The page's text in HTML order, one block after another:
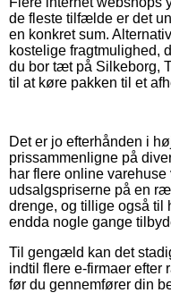
de fleste tilfælde er det
en konkret sum.
kostelige fragtmulighed,
du bor tæt på Silkeborg,
til at køre pakken til et
Det er jo efterhånden i
prissammenligne på
har flere online
udsalgspriserne på en
drenge, og tillige også til
endda nogle gange
Til gengæld kan det
indtil flere e-firmaer efter
før du gennemfører din